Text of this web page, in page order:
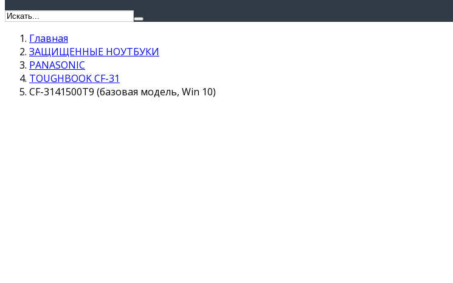
Главная
ЗАЩИЩЕННЫЕ НОУТБУКИ
PANASONIC
TOUGHBOOK CF-31
CF-3141500T9 (базовая модель, Win 10)